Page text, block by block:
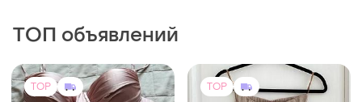
ТОП объявлений
TOP TOP